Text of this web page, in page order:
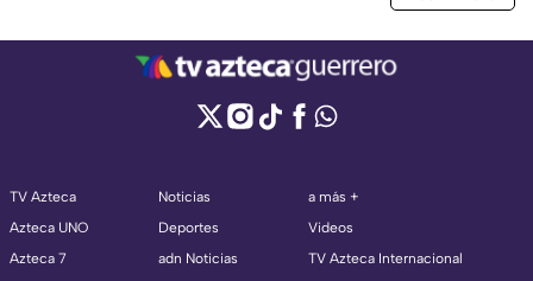
TV Azteca
Azteca UNO
Azteca 7
Noticias
Deportes
adn Noticias
a más +
Videos
TV Azteca Internacional